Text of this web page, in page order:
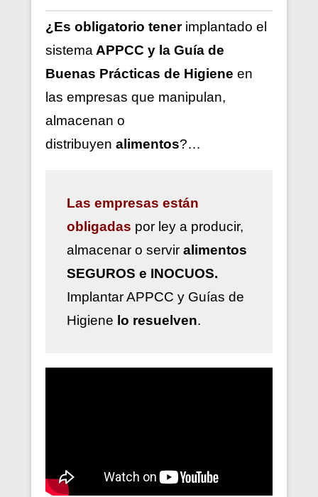
¿Es obligatorio tener implantado el
sistema APPCC y la Guía de
Buenas Prácticas de Higiene en
las empresas que manipulan,
almacenan o
distribuyen alimentos?…
Las empresas están
obligadas por ley a producir,
almacenar o servir alimentos
SEGUROS e INOCUOS.
ImplantarAPPCC y Guías de
Higiene lo resuelven.